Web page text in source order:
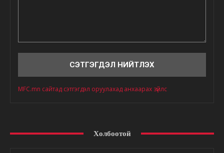
MFC.mn сайтад сэтгэгдэл оруулахад анхаарах зүйлс
Холбоотой